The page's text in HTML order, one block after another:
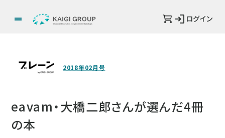
ログイン
2018年02月号
eavam・大橋二郎さんが選んだ4冊
の本